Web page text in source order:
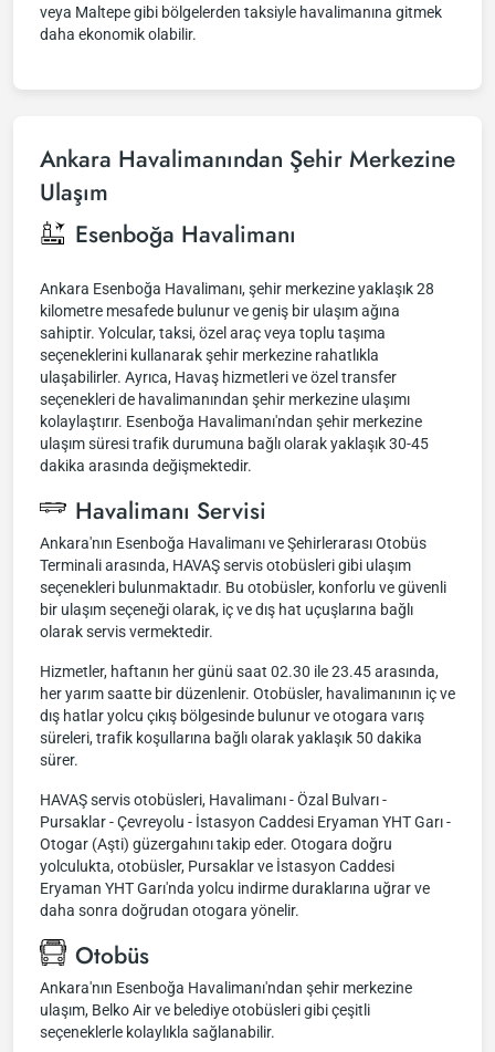
veya Maltepe gibi bölgelerden taksiyle havalimanına gitmek
daha ekonomik olabilir.
Ankara Havalimanından Şehir Merkezine
Ulaşım
Esenboğa Havalimanı
Ankara Esenboğa Havalimanı, şehir merkezine yaklaşık 28
kilometre mesafede bulunur ve geniş bir ulaşım ağına
sahiptir. Yolcular, taksi, özel araç veya toplu taşıma
seçeneklerini kullanarak şehir merkezine rahatlıkla
ulaşabilirler. Ayrıca, Havaş hizmetleri ve özel transfer
seçenekleri de havalimanından şehir merkezine ulaşımı
kolaylaştırır. Esenboğa Havalimanı'ndan şehir merkezine
ulaşım süresi trafik durumuna bağlı olarak yaklaşık 30-45
dakika arasında değişmektedir.
Havalimanı Servisi
Ankara'nın Esenboğa Havalimanı ve Şehirlerarası Otobüs
Terminali arasında, HAVAŞ servis otobüsleri gibi ulaşım
seçenekleri bulunmaktadır. Bu otobüsler, konforlu ve güvenli
bir ulaşım seçeneği olarak, iç ve dış hat uçuşlarına bağlı
olarak servis vermektedir.
Hizmetler, haftanın her günü saat 02.30 ile 23.45 arasında,
her yarım saatte bir düzenlenir. Otobüsler, havalimanının iç ve
dış hatlar yolcu çıkış bölgesinde bulunur ve otogara varış
süreleri, trafik koşullarına bağlı olarak yaklaşık 50 dakika
sürer.
HAVAŞ servis otobüsleri, Havalimanı - Özal Bulvarı -
Pursaklar - Çevreyolu - İstasyon Caddesi Eryaman YHT Garı -
Otogar (Aşti) güzergahını takip eder. Otogara doğru
yolculukta, otobüsler, Pursaklar ve İstasyon Caddesi
Eryaman YHT Garı'nda yolcu indirme duraklarına uğrar ve
daha sonra doğrudan otogara yönelir.
Otobüs
Ankara'nın Esenboğa Havalimanı'ndan şehir merkezine
ulaşım, Belko Air ve belediye otobüsleri gibi çeşitli
seçeneklerle kolaylıkla sağlanabilir.